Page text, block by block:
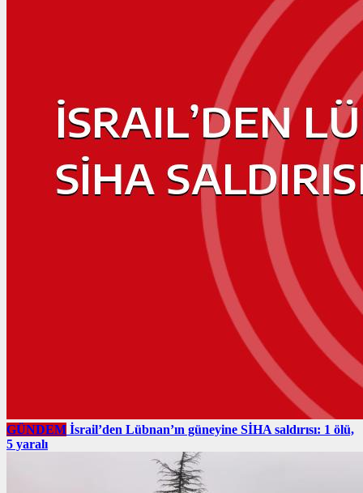
GÜNDEM İsrail’den Lübnan’ın güneyine SİHA saldırısı: 1 ölü,
5 yaralı